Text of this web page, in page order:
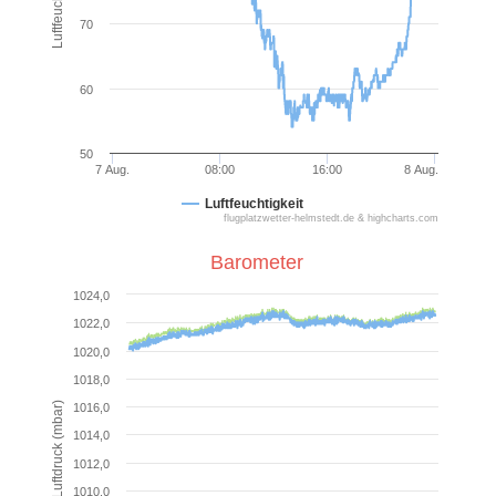
Luftfeuchtigkeit
7 Aug. 8 Aug.
08:00 16:00
50
60
70
flugplatzwetter-helmstedt.de & highcharts.com
Luftdruck (mbar) 1010,0
1012,0
1014,0
1016,0
1018,0
1020,0
1022,0
1024,0
Barometer